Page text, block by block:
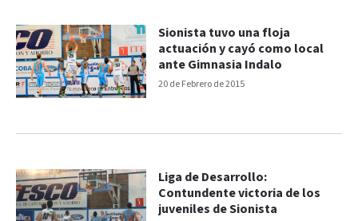
20 de Febrero de 2015
Sionista tuvo una floja
actuación y cayó como local
ante Gimnasia Indalo
Liga de Desarrollo:
Contundente victoria de los
juveniles de Sionista